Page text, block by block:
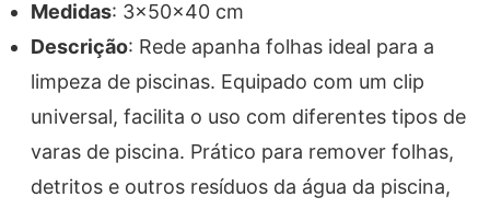
Medidas: 3x50x40 cm
Descrição: Rede apanha folhas ideal para a
limpeza de piscinas. Equipado com um clip
universal, facilita o uso com diferentes tipos de
varas de piscina. Prático para remover folhas,
detritos e outros resíduos da água da piscina,